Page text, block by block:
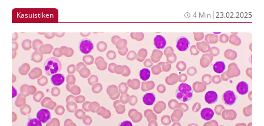
und Rezidive bleiben die Hauptursachen für
Sterblichkeit. Dieser Artikel bietet eine umfassende
Übersicht über aktuelle diagnostische Verfahren,
Therapieansätze und zukunftsweisende
Entwicklungen, in der Behandlung von Kindern und
jungen Erwachsenen mit ALL.
Kasuistiken 4 Min|23.02.2025